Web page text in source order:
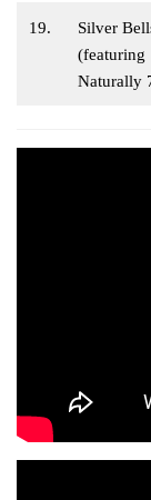
19.
Silver
(featuring
Naturally